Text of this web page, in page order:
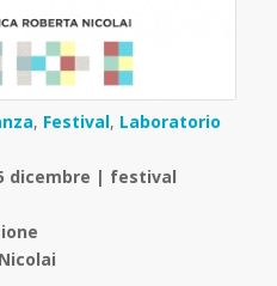
, Festival, Laboratorio
dicembre | festival